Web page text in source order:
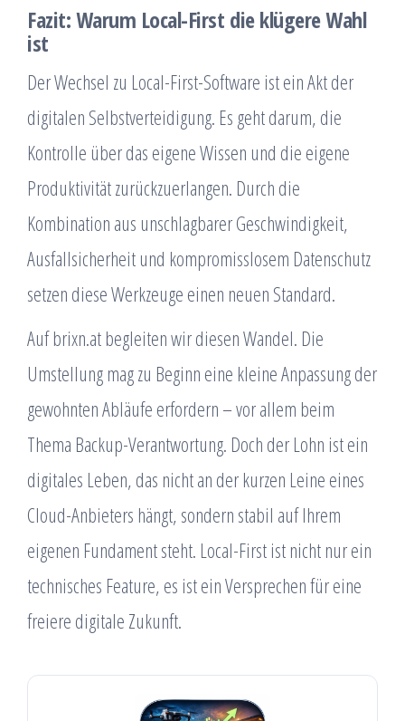
Fazit: Warum Local-First die klügere Wahl
ist
Der Wechsel zu Local-First-Software ist ein Akt der
digitalen Selbstverteidigung. Es geht darum, die
Kontrolle über das eigene Wissen und die eigene
Produktivität zurückzuerlangen. Durch die
Kombination aus unschlagbarer Geschwindigkeit,
Ausfallsicherheit und kompromisslosem Datenschutz
setzen diese Werkzeuge einen neuen Standard.
Auf brixn.at begleiten wir diesen Wandel. Die
Umstellung mag zu Beginn eine kleine Anpassung der
gewohnten Abläufe erfordern – vor allem beim
Thema Backup-Verantwortung. Doch der Lohn ist ein
digitales Leben, das nicht an der kurzen Leine eines
Cloud-Anbieters hängt, sondern stabil auf Ihrem
eigenen Fundament steht. Local-First ist nicht nur ein
technisches Feature, es ist ein Versprechen für eine
freiere digitale Zukunft.